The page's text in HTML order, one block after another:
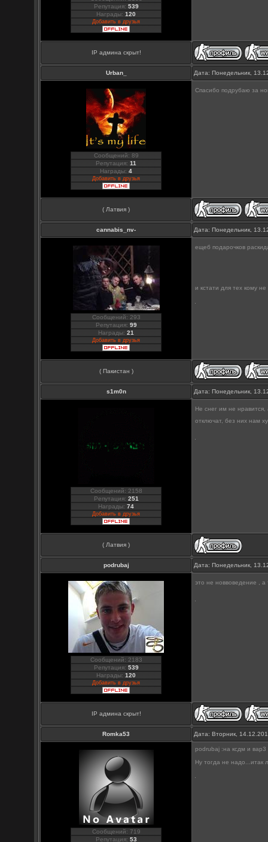
Репутация: 539
Награды:120
Добавить в друзья
IP админа скрыт!
Urban_ Дата: Понедельник,
Сообщений: 89
Репутация:11
Награды:4
Добавить в друзья
Спасибо подрубаю за
( Латвия )
cannabis_nv- Дата: Понедельник,
Сообщений: 293
Репутация: 99
Награды:21
Добавить в друзья
ещеб подарочков
и кстати для тех кому
( Пакистан )
s1m0n Дата: Понедельник,
Сообщений: 2158
Репутация: 251
Награды:74
Добавить в друзья
Не снег им не нравится,
отключат, без них нам
( Латвия )
podrubaj Дата: Понедельник,
Сообщений: 2183
Репутация: 539
Награды:120
Добавить в друзья
это не новвоведение , а
IP админа скрыт!
Romka53 Дата: Вторник,
Сообщений: 719
Репутация: 53
podrubaj :на ксдм и вар3
Ну тогда не надо...итак